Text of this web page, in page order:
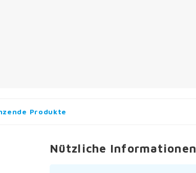
Produkte
Nützliche Informationen